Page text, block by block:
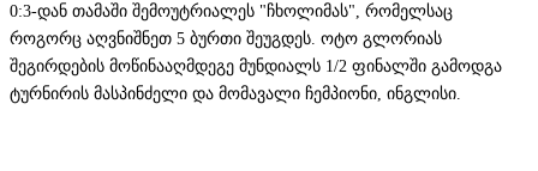
0:3-დან თამაში შემოუტრიალეს "ჩხოლიმას", რომელსაც
როგორც აღვნიშნეთ 5 ბურთი შეუგდეს. ოტო გლორიას
შეგირდების მოწინააღმდეგე მუნდიალს 1/2 ფინალში გამოდგა
ტურნირის მასპინძელი და მომავალი ჩემპიონი, ინგლისი.